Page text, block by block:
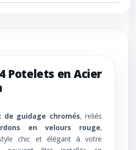
Potelets en Acier
de guidage chromés, reliés
en velours rouge,
chic et élégant à votre